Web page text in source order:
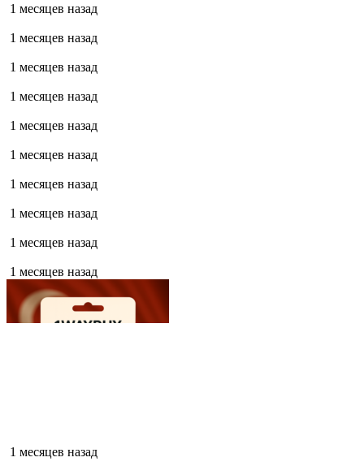
1 месяцев назад
1 месяцев назад
1 месяцев назад
1 месяцев назад
1 месяцев назад
1 месяцев назад
1 месяцев назад
1 месяцев назад
1 месяцев назад
1 месяцев назад
1 месяцев назад